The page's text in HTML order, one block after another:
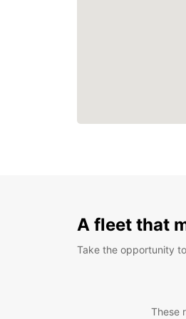
A fleet that
Take the opportunity
These